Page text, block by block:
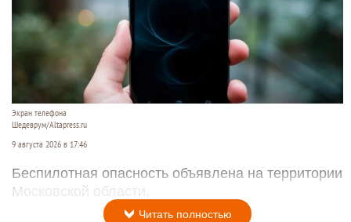
Экран телефона
Шедеврум/Altapress.ru
9 августа 2026 в 17:46
Беспилотная опасность объявлена на территории
Московской области.
Читать полностью